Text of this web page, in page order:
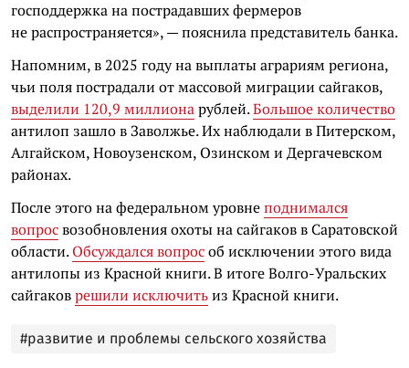
господдержка на пострадавших фермеров
не распространяется», — пояснила представитель банка.
Напомним, в 2025 году на выплаты аграриям региона,
чьи поля пострадали от массовой миграции сайгаков,
выделили 120,9 миллионарублей.Большое количество
антилоп зашло в Заволжье. Их наблюдали в Питерском,
Алгайском, Новоузенском, Озинском и Дергачевском
районах.
После этого на федеральном уровнеподнимался
вопросвозобновления охоты на сайгаков в Саратовской
области.Обсуждался вопрособ исключении этого вида
антилопы из Красной книги. В итоге Волго-Уральских
сайгаковрешили исключитьиз Красной книги.
#развитие и проблемы сельского хозяйства